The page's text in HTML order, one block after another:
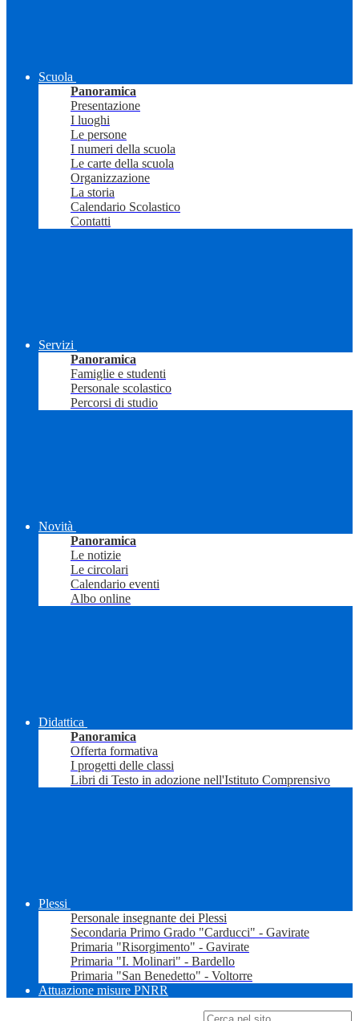
Scuola
Panoramica
Presentazione
I luoghi
Le persone
I numeri della scuola
Le carte della scuola
Organizzazione
La storia
Calendario Scolastico
Contatti
Servizi
Panoramica
Famiglie e studenti
Personale scolastico
Percorsi di studio
Novità
Panoramica
Le notizie
Le circolari
Calendario eventi
Albo online
Didattica
Panoramica
Offerta formativa
I progetti delle classi
Libri di Testo in adozione nell'Istituto Comprensivo
Plessi
Personale insegnante dei Plessi
Secondaria Primo Grado "Carducci" - Gavirate
Primaria "Risorgimento" - Gavirate
Primaria "I. Molinari" - Bardello
Primaria "San Benedetto" - Voltorre
Attuazione misure PNRR